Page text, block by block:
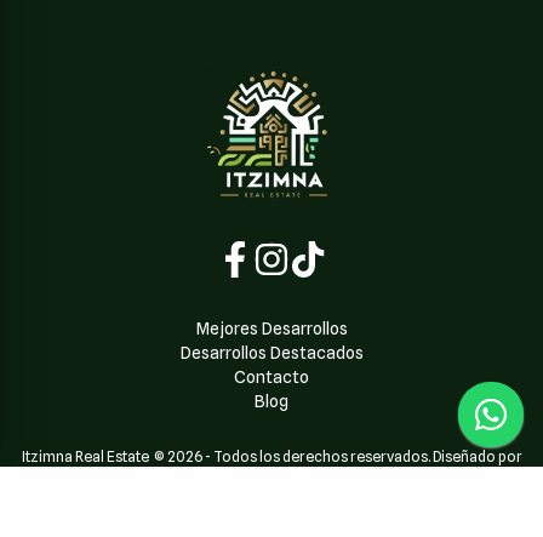
Mejores Desarrollos
Desarrollos Destacados
Contacto
Blog
Itzimna Real Estate© 2026- Todos los derechos reservados. Diseñado por